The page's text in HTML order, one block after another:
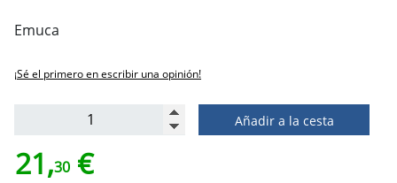
Emuca
¡Sé el primero en escribir una opinión!
Añadir a la cesta
21,30 €